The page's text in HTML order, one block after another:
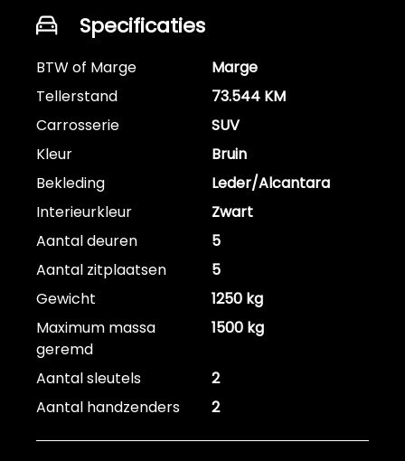
Specificaties
BTW of Marge
Marge
Tellerstand
73.544 KM
Carrosserie
SUV
Kleur
Bruin
Bekleding
Leder/Alcantara
Interieurkleur
Zwart
Aantal deuren
5
Aantal zitplaatsen
5
Gewicht
1250 kg
Maximum massa
geremd
1500 kg
Aantal sleutels
2
Aantal handzenders
2